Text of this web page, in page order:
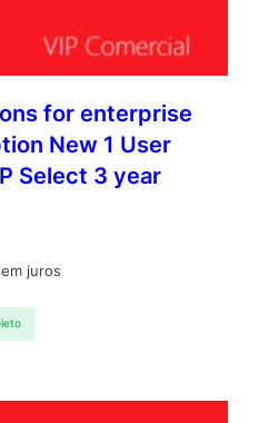
for enterprise
New 1 User
Select 3 year
juros